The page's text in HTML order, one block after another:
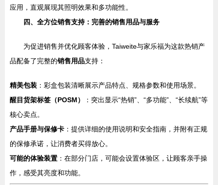
应用，直观展现其照明效果和多功能性。
四、全方位销售支持：完善的销售用品与服务
为促进销售并优化顾客体验，Taiweite与家乐福为这款热销产
品配备了完整的销售用品支持：
精美包装 ：彩盒包装清晰展示产品特点、规格参数和使用场景。
醒目货架标签（POSM）
：突出显示“热销”、“多功能”、“长续航”等
核心卖点。
产品手册与保修卡 ：提供详细的使用说明和安全指南，并附有正规
的保修承诺，让消费者买得放心。
可能的体验装置 ：在部分门店，可能会设置体验区，让顾客亲手操
作，感受其亮度和功能。